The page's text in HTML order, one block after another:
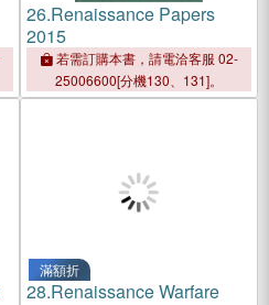
26.Renaissance Papers
2015
若需訂購本書，請電洽客服 02-
25006600[分機130、131]。
滿額折
28.Renaissance Warfare